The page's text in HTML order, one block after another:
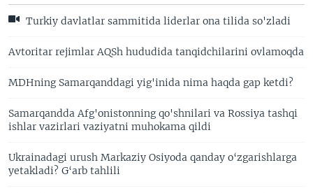
Turkiy davlatlar sammitida liderlar ona tilida so'zladi
Avtoritar rejimlar AQSh hududida tanqidchilarini ovlamoqda
MDHning Samarqanddagi yig'inida nima haqda gap ketdi?
Samarqandda Afg'onistonning qo'shnilari va Rossiya tashqi
ishlar vazirlari vaziyatni muhokama qildi
Ukrainadagi urush Markaziy Osiyoda qanday o‘zgarishlarga
yetakladi? G‘arb tahlili